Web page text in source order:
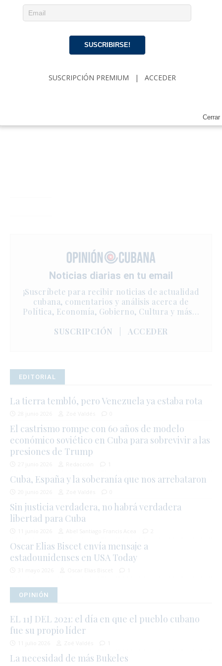
Noticias diarias en tu email
¡Suscríbete para recibir noticias de actualidad
cubana, comentarios y análisis acerca de
Política, Economía, Gobierno, Cultura y más…
SUSCRIPCIÓN
ACCEDER
EDITORIAL
La tierra tembló, pero Venezuela ya estaba rota
El castrismo rompe con 60 años de modelo
económico soviético en Cuba para sobrevivir a las
presiones de Trump
Cuba, España y la soberanía que nos arrebataron
Sin justicia verdadera, no habrá verdadera
libertad para Cuba
Oscar Elias Biscet envía mensaje a
estadounidenses en USA Today
OPINIÓN
EL 11J DEL 2021: el día en que el pueblo cubano
fue su propio líder
La necesidad de más Bukeles
Cerrar
SUSCRIBIRSE!
SUSCRIPCIÓN PREMIUM | ACCEDER